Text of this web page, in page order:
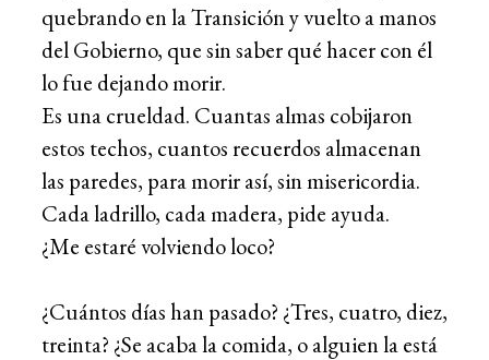
quebrando en la Transición y vuelto a manos
del Gobierno, que sin saber qué hacer con él
lo fue dejando morir.
Es una crueldad. Cuantas almas cobijaron
estos techos, cuantos recuerdos almacenan
las paredes, para morir así, sin misericordia.
Cada ladrillo, cada madera, pide ayuda.
¿Me estaré volviendo loco?
¿Cuántos días han pasado? ¿Tres, cuatro, diez,
treinta? ¿Se acaba la comida, o alguien la está